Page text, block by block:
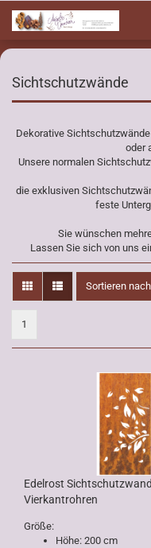
zum
Hauptinhalt
Sichtschutzwände
Dekorative
oder
Unsere normalen
die exklusiven
feste
Sie wünschen
Lassen Sie sich von uns
Sortieren nach
Sortieren nach
1
Edelrost
Vierkantrohren
Größe:
Höhe: 200 cm